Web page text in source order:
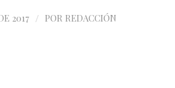
2017 / POR REDACCIÓN